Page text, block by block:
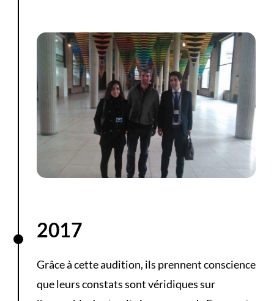
2017
Grâce à cette audition, ils prennent conscience
que leurs constats sont véridiques sur